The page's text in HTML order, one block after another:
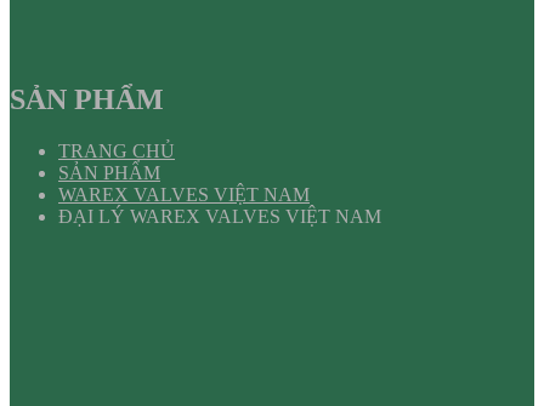
SẢN PHẨM
TRANG CHỦ
SẢN PHẨM
WAREX VALVES VIỆT NAM
ĐẠI LÝ WAREX VALVES VIỆT NAM